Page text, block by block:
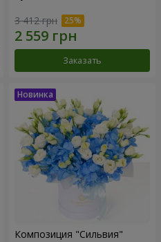
3 412 грн
Заказать
Композиция "Сильвия"